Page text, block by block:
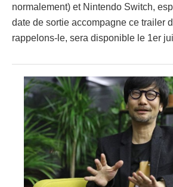
normalement) et Nintendo Switch,
date de sortie accompagne ce trailer
rappelons-le, sera disponible le 1er